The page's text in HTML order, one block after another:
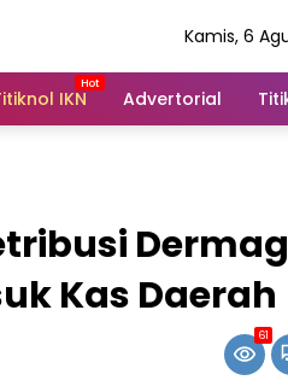
Kamis, 6
IKN Advertorial
Kas Daerah
61